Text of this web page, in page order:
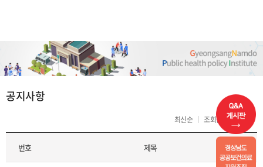
공지사항
최신순 조회순 제목순
번호 제목
열린
페이지